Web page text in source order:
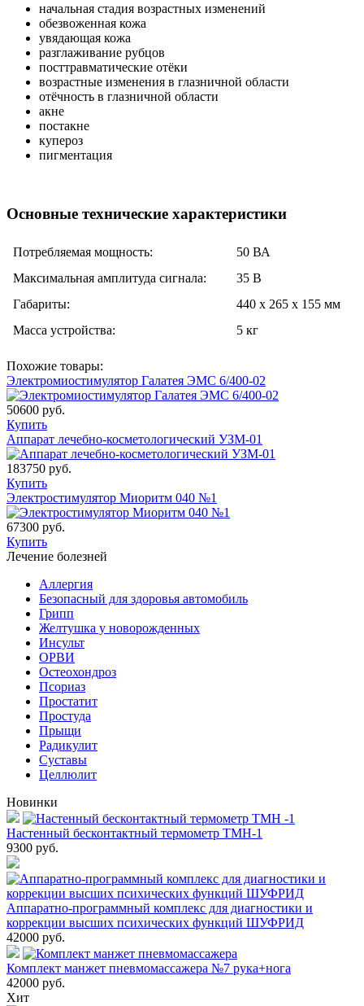
начальная стадия возрастных изменений
обезвоженная кожа
увядающая кожа
разглаживание рубцов
посттравматические отёки
возрастные изменения в глазничной области
отёчность в глазничной области
акне
постакне
купероз
пигментация
Основные технические характеристики
Потребляемая мощность:
50 ВА
Максимальная амплитуда сигнала:
35 В
Габариты:
440 х 265 х 155 мм
Масса устройства:
5 кг
Похожие товары:
Электромиостимулятор Галатея ЭМС 6/400-02
50600 руб.
Купить
Аппарат лечебно-косметологический УЗМ-01
183750 руб.
Купить
Электростимулятор Миоритм 040 №1
67300 руб.
Купить
Лечение болезней
Аллергия
Безопасный для здоровья автомобиль
Грипп
Желтушка у новорожденных
Инсульт
ОРВИ
Остеохондроз
Пcориаз
Простатит
Простуда
Прыщи
Радикулит
Суставы
Целлюлит
Новинки
Настенный бесконтактный термометр ТМН-1
9300 руб.
Аппаратно-программный комплекс для диагностики и
коррекции высших психических функций ШУФРИД
42000 руб.
Комплект манжет пневмомассажера №7 рука+нога
42000 руб.
Хит